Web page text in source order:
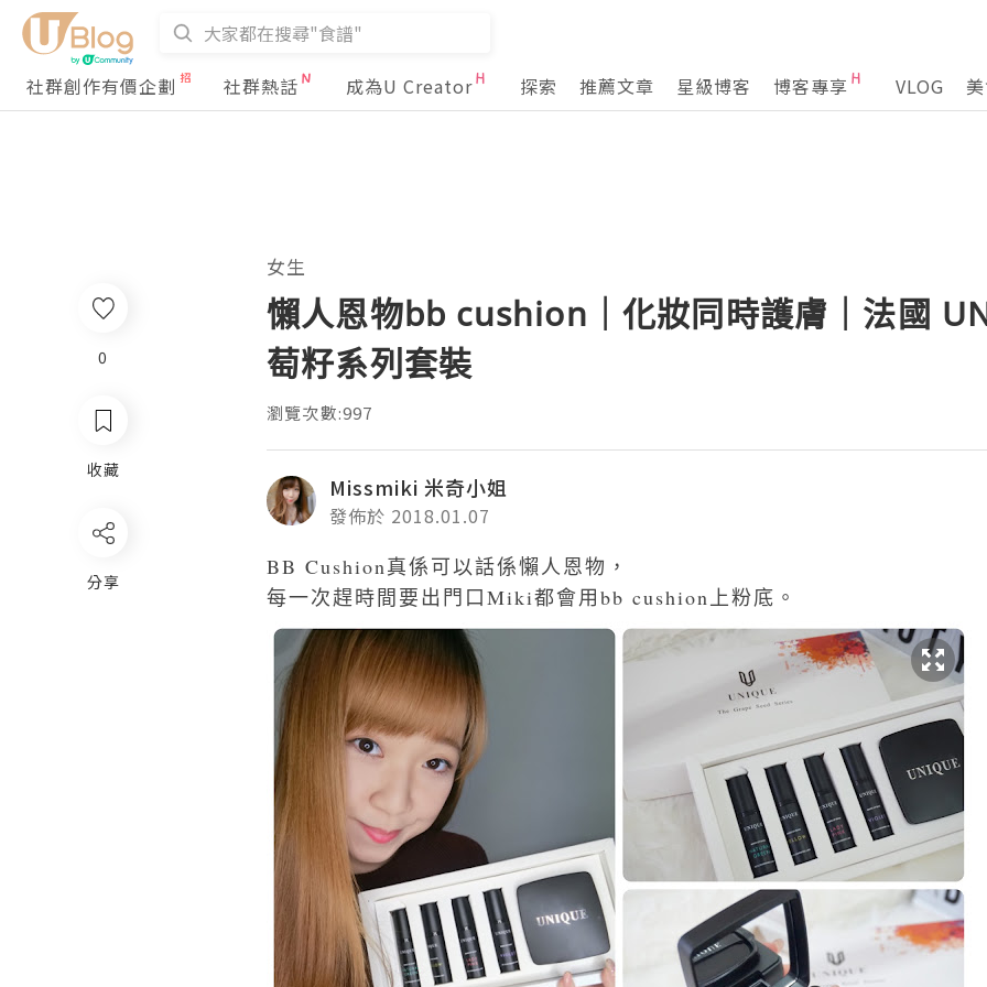
社群創作有價企劃 社群熱話 成為U Creator 探索 推薦文章 星級博客 博客專享 VLOG
0
收藏
分享
女生
懶人恩物bb cushion｜化妝同時護膚｜法國
萄籽系列套裝
瀏覽次數:997
Missmiki 米奇小姐
發佈於 2018.01.07
BB Cushion真係可以話係懶人恩物，
每一次趕時間要出門口Miki都會用bb cushion上粉底。